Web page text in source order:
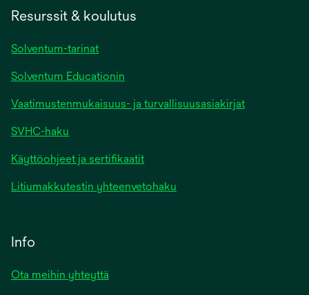
Resurssit & koulutus
Solventum-tarinat
Solventum Educationin
Vaatimustenmukaisuus- ja turvallisuusasiakirjat
SVHC-haku
Käyttöohjeet ja sertifikaatit
Litiumakkutestin yhteenvetohaku
Info
Ota meihin yhteyttä